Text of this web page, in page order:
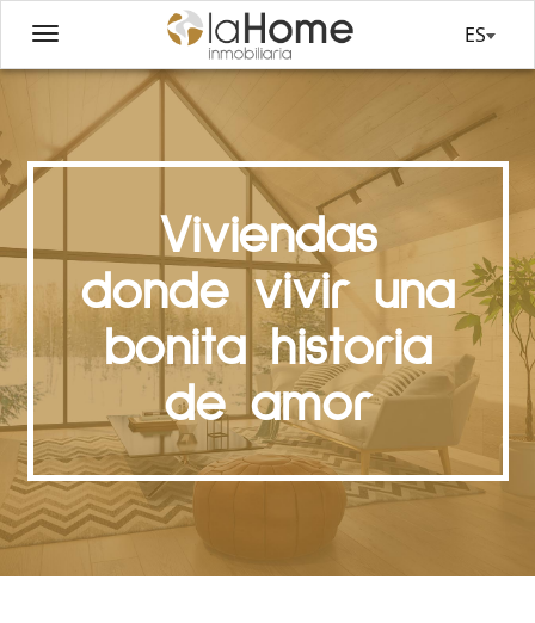
ES
Viviendas
donde vivir una
bonita historia
de amor